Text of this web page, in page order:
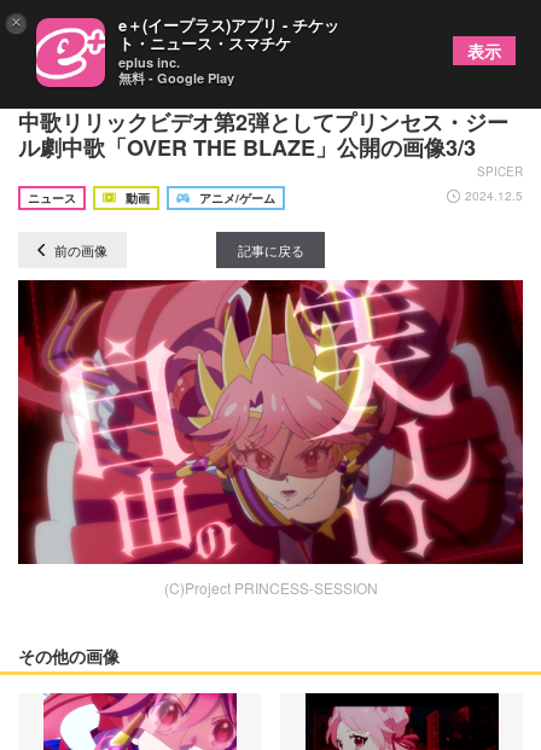
TVアニメ『プリンセッション・オーケストラ』劇
中歌リリックビデオ第2弾としてプリンセス・ジー
ル劇中歌「OVER THE BLAZE」公開の画像3/3
SPICER
ニュース
動画 アニメ/ゲーム 2024.12.5
前の画像 記事に戻る
(C)Project PRINCESS-SESSION
その他の画像
× e＋(イープラス)アプリ - チケッ
ト・ニュース・スマチケ
eplus inc.
無料 - Google Play
表示